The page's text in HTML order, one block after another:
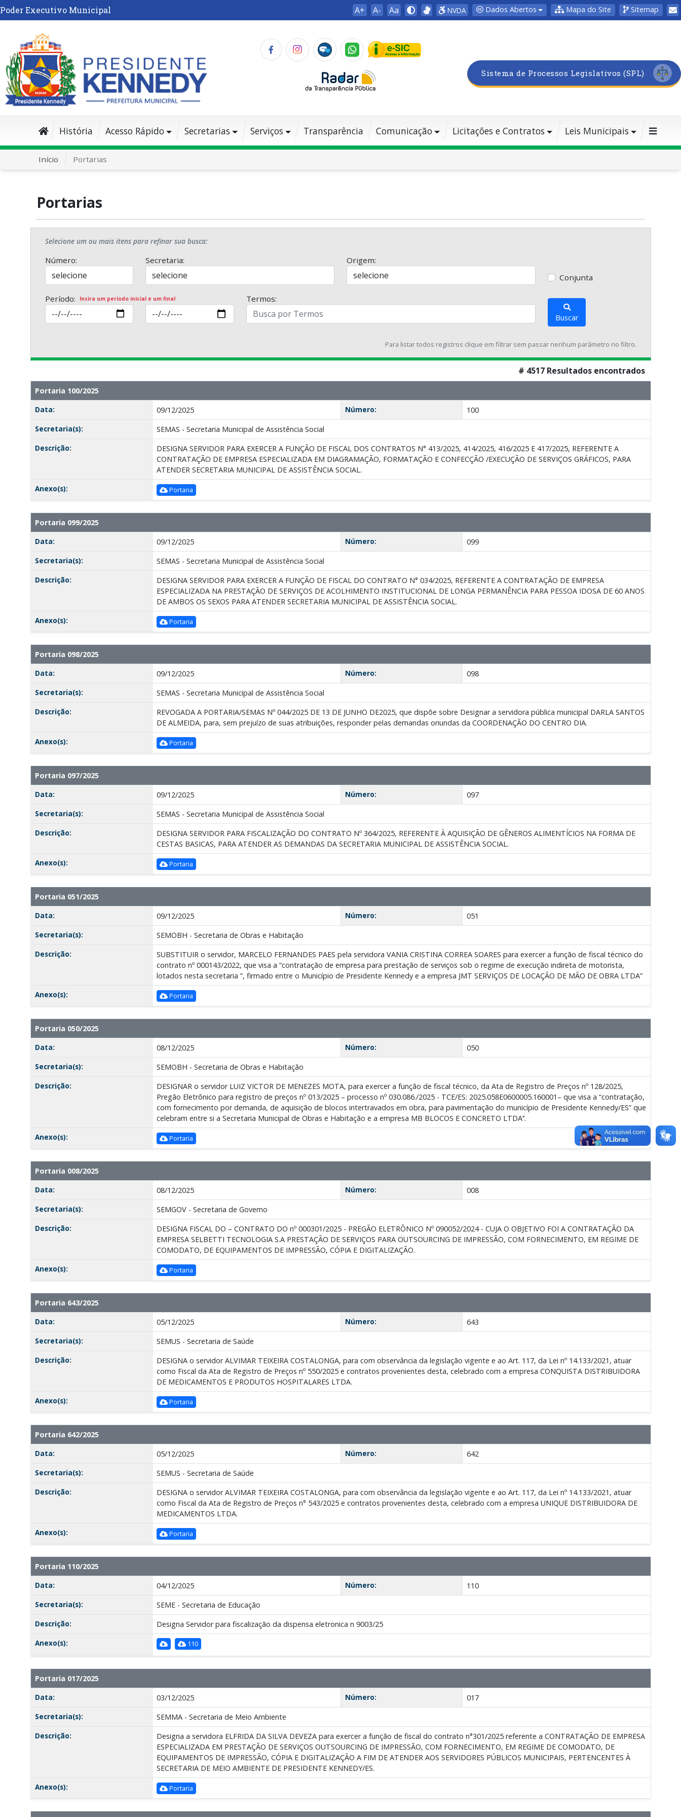
Poder Executivo Municipal A+ A- Aa NVDA Dados Abertos Mapa do Site Sitemap
Sistema de Processos Legislativos (SPL)
História Acesso Rápido Secretarias Serviços Transparência Comunicação Licitações e Contratos Leis Municipais
Início Portarias
Portarias
Selecione um ou mais itens para refinar sua busca:
Número: Secretaria:
Origem:
Conjunta
Período: Insira um período inicial e um final Termos:
Buscar
Para listar todos registros clique em filtrar sem passar nenhum parâmetro no filtro.
# 4517 Resultados encontrados
Portaria 100/2025
Data:
09/12/2025 Número:
100
Secretaria(s):
SEMAS - Secretaria Municipal de Assistência Social
Descrição:
DESIGNA SERVIDOR PARA EXERCER A FUNÇÃO DE FISCAL DOS CONTRATOS N° 413/2025, 414/2025, 416/2025 E 417/2025, REFERENTE A
CONTRATAÇÃO DE EMPRESA ESPECIALIZADA EM DIAGRAMAÇÃO, FORMATAÇÃO E CONFECÇÃO /EXECUÇÃO DE SERVIÇOS GRÁFICOS, PARA
ATENDER SECRETARIA MUNICIPAL DE ASSISTÊNCIA SOCIAL.
Anexo(s):
Portaria
Portaria 099/2025
Data:
09/12/2025 Número:
099
Secretaria(s):
SEMAS - Secretaria Municipal de Assistência Social
Descrição:
DESIGNA SERVIDOR PARA EXERCER A FUNÇÃO DE FISCAL DO CONTRATO N° 034/2025, REFERENTE A CONTRATAÇÃO DE EMPRESA
ESPECIALIZADA NA PRESTAÇÃO DE SERVIÇOS DE ACOLHIMENTO INSTITUCIONAL DE LONGA PERMANÊNCIA PARA PESSOA IDOSA DE 60 ANOS
DE AMBOS OS SEXOS PARA ATENDER SECRETARIA MUNICIPAL DE ASSISTÊNCIA SOCIAL.
Anexo(s):
Portaria
Portaria 098/2025
Data:
09/12/2025 Número:
098
Secretaria(s):
SEMAS - Secretaria Municipal de Assistência Social
Descrição:
REVOGADA A PORTARIA/SEMAS Nº 044/2025 DE 13 DE JUNHO DE2025, que dispõe sobre Designar a servidora pública municipal DARLA SANTOS
DE ALMEIDA, para, sem prejuízo de suas atribuições, responder pelas demandas oriundas da COORDENAÇÃO DO CENTRO DIA.
Anexo(s):
Portaria
Portaria 097/2025
Data:
09/12/2025 Número:
097
Secretaria(s):
SEMAS - Secretaria Municipal de Assistência Social
Descrição:
DESIGNA SERVIDOR PARA FISCALIZAÇÃO DO CONTRATO Nº 364/2025, REFERENTE À AQUISIÇÃO DE GÊNEROS ALIMENTÍCIOS NA FORMA DE
CESTAS BASICAS, PARA ATENDER AS DEMANDAS DA SECRETARIA MUNICIPAL DE ASSISTÊNCIA SOCIAL.
Anexo(s):
Portaria
Portaria 051/2025
Data:
09/12/2025 Número:
051
Secretaria(s):
SEMOBH - Secretaria de Obras e Habitação
Descrição:
SUBSTITUIR o servidor, MARCELO FERNANDES PAES pela servidora VANIA CRISTINA CORREA SOARES para exercer a função de fiscal técnico do
contrato nº 000143/2022, que visa a “contratação de empresa para prestação de serviços sob o regime de execução indireta de motorista,
lotados nesta secretaria ”, firmado entre o Município de Presidente Kennedy e a empresa JMT SERVIÇOS DE LOCAÇÃO DE MÃO DE OBRA LTDA”
Anexo(s):
Portaria
Portaria 050/2025
Data:
08/12/2025 Número:
050
Secretaria(s):
SEMOBH - Secretaria de Obras e Habitação
Descrição:
DESIGNAR o servidor LUIZ VICTOR DE MENEZES MOTA, para exercer a função de fiscal técnico, da Ata de Registro de Preços nº 128/2025,
Pregão Eletrônico para registro de preços nº 013/2025 – processo nº 030.086./2025 - TCE/ES: 2025.058E0600005.160001– que visa a “contratação,
com fornecimento por demanda, de aquisição de blocos intertravados em obra, para pavimentação do município de Presidente Kennedy/ES” que
celebram entre si a Secretaria Municipal de Obras e Habitação e a empresa MB BLOCOS E CONCRETO LTDA’’.
Anexo(s):
Portaria
Portaria 008/2025
Data:
08/12/2025 Número:
008
Secretaria(s):
SEMGOV - Secretaria de Governo
Descrição:
DESIGNA FISCAL DO – CONTRATO DO nº 000301/2025 - PREGÃO ELETRÔNICO Nº 090052/2024 - CUJA O OBJETIVO FOI A CONTRATAÇÃO DA
EMPRESA SELBETTI TECNOLOGIA S.A PRESTAÇÃO DE SERVIÇOS PARA OUTSOURCING DE IMPRESSÃO, COM FORNECIMENTO, EM REGIME DE
COMODATO, DE EQUIPAMENTOS DE IMPRESSÃO, CÓPIA E DIGITALIZAÇÃO.
Anexo(s):
Portaria
Portaria 643/2025
Data:
05/12/2025 Número:
643
Secretaria(s):
SEMUS - Secretaria de Saúde
Descrição:
DESIGNA o servidor ALVIMAR TEIXEIRA COSTALONGA, para com observância da legislação vigente e ao Art. 117, da Lei nº 14.133/2021, atuar
como Fiscal da Ata de Registro de Preços nº 550/2025 e contratos provenientes desta, celebrado com a empresa CONQUISTA DISTRIBUIDORA
DE MEDICAMENTOS E PRODUTOS HOSPITALARES LTDA.
Anexo(s):
Portaria
Portaria 642/2025
Data:
05/12/2025 Número:
642
Secretaria(s):
SEMUS - Secretaria de Saúde
Descrição:
DESIGNA o servidor ALVIMAR TEIXEIRA COSTALONGA, para com observância da legislação vigente e ao Art. 117, da Lei nº 14.133/2021, atuar
como Fiscal da Ata de Registro de Preços n° 543/2025 e contratos provenientes desta, celebrado com a empresa UNIQUE DISTRIBUIDORA DE
MEDICAMENTOS LTDA.
Anexo(s):
Portaria
Portaria 110/2025
Data:
04/12/2025 Número:
110
Secretaria(s):
SEME - Secretaria de Educação
Descrição:
Designa Servidor para fiscalização da dispensa eletronica n 9003/25
Anexo(s):
110
Portaria 017/2025
Data:
03/12/2025 Número:
017
Secretaria(s):
SEMMA - Secretaria de Meio Ambiente
Descrição:
Designa a servidora ELFRIDA DA SILVA DEVEZA para exercer a função de fiscal do contrato n°301/2025 referente a CONTRATAÇÃO DE EMPRESA
ESPECIALIZADA EM PRESTAÇÃO DE SERVIÇOS OUTSOURCING DE IMPRESSÃO, COM FORNECIMENTO, EM REGIME DE COMODATO, DE
EQUIPAMENTOS DE IMPRESSÃO, CÓPIA E DIGITALIZAÇÃO A FIM DE ATENDER AOS SERVIDORES PÚBLICOS MUNICIPAIS, PERTENCENTES À
SECRETARIA DE MEIO AMBIENTE DE PRESIDENTE KENNEDY/ES.
Anexo(s):
Portaria